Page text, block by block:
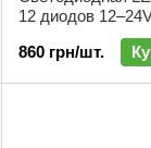
12 диодов
860 грн/шт.